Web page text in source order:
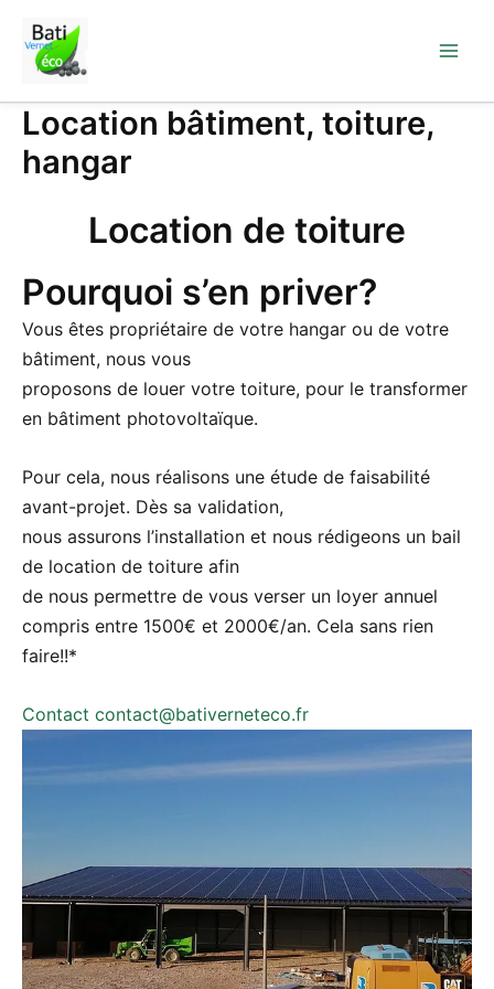
contenu
Location bâtiment, toiture,
hangar
Location de toiture
Pourquoi s’en priver?
Vous êtes propriétaire de votre hangar ou de votre
bâtiment, nous vous
proposons de louer votre toiture, pour le transformer
en bâtiment photovoltaïque.
Pour cela, nous réalisons une étude de faisabilité
avant-projet. Dès sa validation,
nous assurons l’installation et nous rédigeons un bail
de location de toiture afin
de nous permettre de vous verser un loyer annuel
compris entre 1500€ et 2000€/an. Cela sans rien
faire!!*
Contact contact@bativerneteco.fr